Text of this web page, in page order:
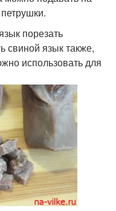
порезать
свиной язык также,
использовать для